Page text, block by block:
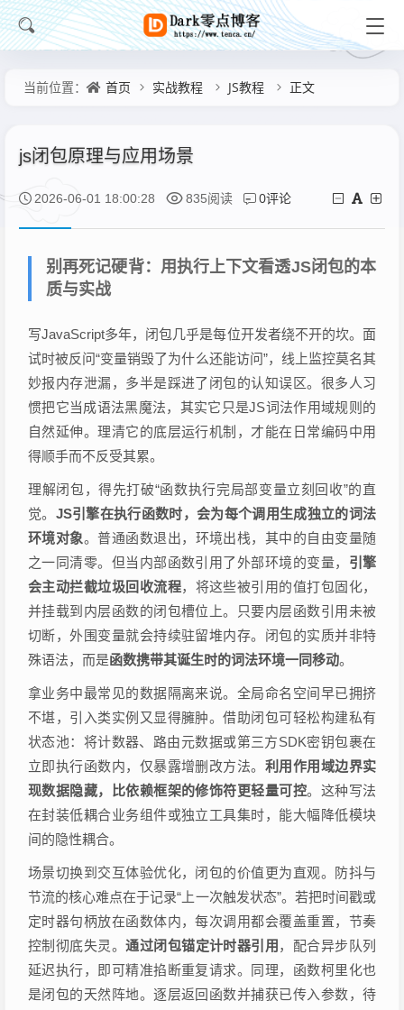
当前位置： 首页 实战教程 JS教程 正文
js闭包原理与应用场景
2026-06-01 18:00:28 835阅读 0评论
别再死记硬背：用执行上下文看透JS闭包的本
质与实战
写JavaScript多年，闭包几乎是每位开发者绕不开的坎。面
试时被反问“变量销毁了为什么还能访问”，线上监控莫名其
妙报内存泄漏，多半是踩进了闭包的认知误区。很多人习
惯把它当成语法黑魔法，其实它只是JS词法作用域规则的
自然延伸。理清它的底层运行机制，才能在日常编码中用
得顺手而不反受其累。
理解闭包，得先打破“函数执行完局部变量立刻回收”的直
觉。 JS引擎在执行函数时，会为每个调用生成独立的词法
环境对象。普通函数退出，环境出栈，其中的自由变量随
之一同清零。但当内部函数引用了外部环境的变量， 引擎
会主动拦截垃圾回收流程，将这些被引用的值打包固化，
并挂载到内层函数的闭包槽位上。只要内层函数引用未被
切断，外围变量就会持续驻留堆内存。闭包的实质并非特
殊语法，而是函数携带其诞生时的词法环境一同移动。
拿业务中最常见的数据隔离来说。全局命名空间早已拥挤
不堪，引入类实例又显得臃肿。借助闭包可轻松构建私有
状态池：将计数器、路由元数据或第三方SDK密钥包裹在
立即执行函数内，仅暴露增删改方法。 利用作用域边界实
现数据隐藏，比依赖框架的修饰符更轻量可控。这种写法
在封装低耦合业务组件或独立工具集时，能大幅降低模块
间的隐性耦合。
场景切换到交互体验优化，闭包的价值更为直观。防抖与
节流的核心难点在于记录“上一次触发状态”。若把时间戳或
定时器句柄放在函数体内，每次调用都会覆盖重置，节奏
控制彻底失灵。通过闭包锚定计时器引用 ，配合异步队列
延迟执行，即可精准掐断重复请求。同理，函数柯里化也
是闭包的天然阵地。逐层返回函数并捕获已传入参数，待